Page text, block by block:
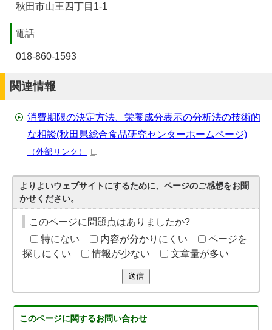
秋田市山王四丁目1-1
電話
018-860-1593
関連情報
消費期限の決定方法、栄養成分表示の分析法の技術的
な相談(秋田県総合食品研究センターホームページ)
（外部リンク）
よりよいウェブサイトにするために、ページのご感想をお聞
かせください。
このページに問題点はありましたか?
特にない
内容が分かりにくい
ページを
探しにくい
情報が少ない 文章量が多い
送信
このページに関するお問い合わせ